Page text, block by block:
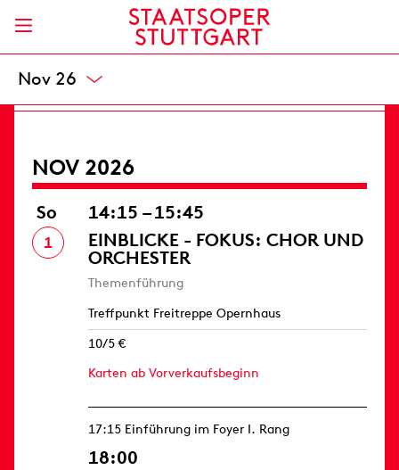
Okt 26
Opernhaus
8 / 20,50 / 33 / 49 / 66 / 82 / 99 / 119 / 139 €
NOV 2026
So
1
14:15 – 15:45
EINBLICKE - FOKUS: CHOR UND
ORCHESTER
Themenführung
Treffpunkt Freitreppe Opernhaus
10/5 €
Karten ab Vorverkaufsbeginn
17:15 Einführung im Foyer I. Rang
18:00